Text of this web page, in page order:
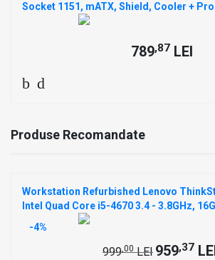
Socket 1151, mATX, Shield, Cooler +
i3-9100 3.60GHz, 6MB Cache
789,87 LEI
Produse Recomandate
Workstation Refurbished Lenovo
Intel Quad Core i5-4670 3.4 - 3.8GHz,
256GB SATA, Intel Integrated HD
10 Pro
-4%
999,00LEI 959,37